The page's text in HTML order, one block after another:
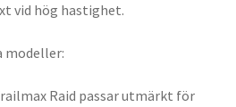
vid hög hastighet.
modeller:
Raid passar utmärkt för